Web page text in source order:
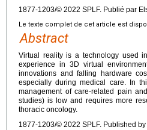
1877-1203/© 2022 SPLF. Publié par
Le texte complet de cet article est
Abstract
Virtual reality is a technology used
experience in 3D virtual
innovations and falling hardware
especially during medical care. In
management of care-related pain
studies) is low and requires more
thoracic oncology.
1877-1203/© 2022 SPLF. Published